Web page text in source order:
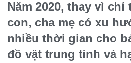
Năm 2020, thay vì
con, cha mẹ có xu
nhiều thời gian cho
đồ vật trung tính và